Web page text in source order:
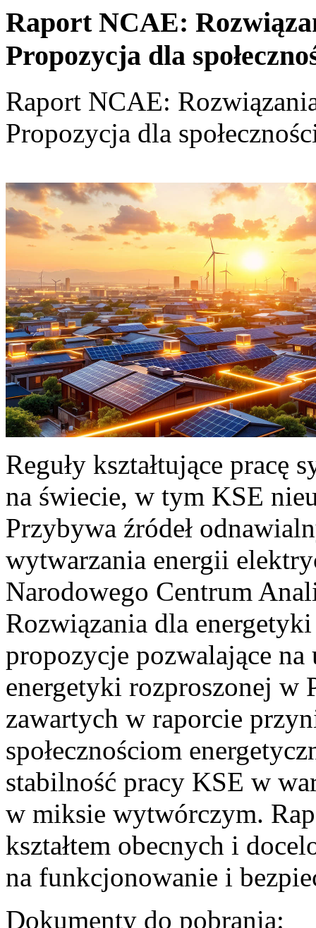
Raport NCAE:
Propozycja dla
Raport NCAE:
Propozycja dla
Reguły kształtujące pracę
na świecie, w tym KSE
Przybywa źródeł
wytwarzania energii
Narodowego Centrum
Rozwiązania dla
propozycje pozwalające
energetyki rozproszonej w
zawartych w raporcie
społecznościom
stabilność pracy KSE w
w miksie wytwórczym.
kształtem obecnych i
na funkcjonowanie i
Dokumenty do pobrania: